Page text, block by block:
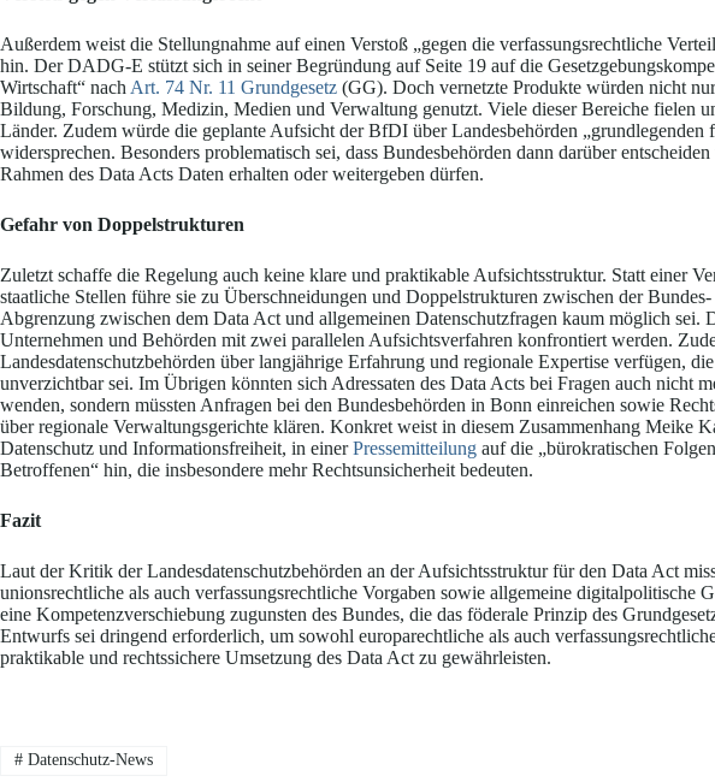
Außerdem weist die Stellungnahme auf einen Verstoß „gegen die verfassungsrechtliche
hin. Der DADG-E stützt sich in seiner Begründung auf Seite 19 auf die
Wirtschaft“ nach Art. 74 Nr. 11 Grundgesetz (GG). Doch vernetzte Produkte würden nicht
Bildung, Forschung, Medizin, Medien und Verwaltung genutzt. Viele dieser Bereiche fielen
Länder. Zudem würde die geplante Aufsicht der BfDI über Landesbehörden „grundlegenden
widersprechen. Besonders problematisch sei, dass Bundesbehörden dann darüber
Rahmen des Data Acts Daten erhalten oder weitergeben dürfen.
Gefahr von Doppelstrukturen
Zuletzt schaffe die Regelung auch keine klare und praktikable Aufsichtsstruktur. Statt einer
staatliche Stellen führe sie zu Überschneidungen und Doppelstrukturen zwischen der
Abgrenzung zwischen dem Data Act und allgemeinen Datenschutzfragen kaum möglich sei.
Unternehmen und Behörden mit zwei parallelen Aufsichtsverfahren konfrontiert werden.
Landesdatenschutzbehörden über langjährige Erfahrung und regionale Expertise verfügen,
unverzichtbar sei. Im Übrigen könnten sich Adressaten des Data Acts bei Fragen auch nicht
wenden, sondern müssten Anfragen bei den Bundesbehörden in Bonn einreichen sowie
über regionale Verwaltungsgerichte klären. Konkret weist in diesem Zusammenhang Meike
Datenschutz und Informationsfreiheit, in einerPressemitteilung auf die „bürokratischen
Betroffenen“ hin, die insbesondere mehr Rechtsunsicherheit bedeuten.
Fazit
Laut der Kritik der Landesdatenschutzbehörden an der Aufsichtsstruktur für den Data Act
unionsrechtliche als auch verfassungsrechtliche Vorgaben sowie allgemeine digitalpolitische
eine Kompetenzverschiebung zugunsten des Bundes, die das föderale Prinzip des
Entwurfs sei dringend erforderlich, um sowohl europarechtliche als auch
praktikable und rechtssichere Umsetzung des Data Act zu gewährleisten.
#Datenschutz-News